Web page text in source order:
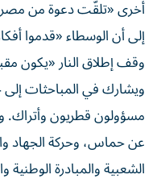
أخرى «تلقّت دعوة من مصر
إلى أن الوسطاء «قدموا
وقف إطلاق النار «يكون
ويشارك في المباحثات
مسؤولون قطريون وأتراك.
عن حماس، وحركة الجهاد
الشعبية والمبادرة